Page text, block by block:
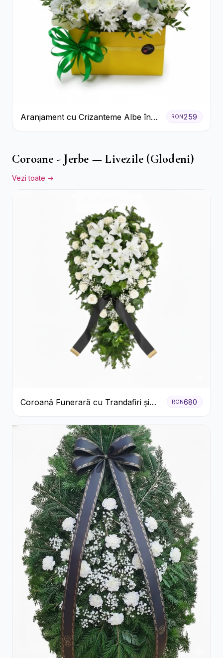
Aranjament cu Crizanteme Albe în
Cutie Galbenă
RON259
Coroane - Jerbe — Livezile (Glodeni)
Vezi toate →
Coroană Funerară cu Trandafiri și
Crini
RON680